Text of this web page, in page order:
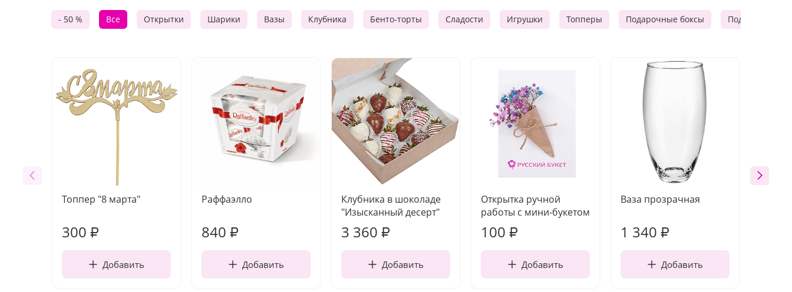
- 50 % Все Открытки Шарики Вазы Клубника Бенто-торты Сладости Игрушки Топперы Подарочные боксы Подарочные
Топпер "8 марта"
300 ₽
Добавить
Раффаэлло
840 ₽
Добавить
Клубника в шоколаде
"Изысканный десерт"
3 360 ₽
Добавить
Открытка ручной
работы с мини-букетом
100 ₽
Добавить
Ваза прозрачная
1 340 ₽
Добавить